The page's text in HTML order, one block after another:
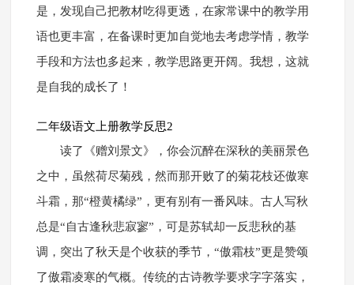
是，发现自己把教材吃得更透，在家常课中的教学用
语也更丰富，在备课时更加自觉地去考虑学情，教学
手段和方法也多起来，教学思路更开阔。我想，这就
是自我的成长了！
二年级语文上册教学反思2
读了《赠刘景文》，你会沉醉在深秋的美丽景色
之中，虽然荷尽菊残，然而那开败了的菊花枝还傲寒
斗霜，那“橙黄橘绿”，更有别有一番风味。古人写秋
总是“自古逢秋悲寂寥”，可是苏轼却一反悲秋的基
调，突出了秋天是个收获的季节，“傲霜枝”更是赞颂
了傲霜凌寒的气概。传统的古诗教学要求字字落实，